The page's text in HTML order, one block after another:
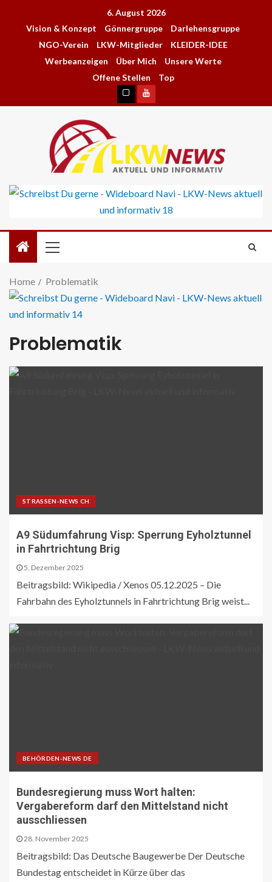
6. August 2026
Vision & Konzept
Gönnergruppe
Darlehensgruppe
NGO-Verein
LKW-Mitglieder
KLEIDER-IDEE
Werbeanzeigen
Über Mich
Unsere Werte
Offene Stellen
Top
Home Problematik
Problematik
STRASSEN-NEWS CH
A9 Südumfahrung Visp: Sperrung Eyholztunnel
in Fahrtrichtung Brig
5. Dezember 2025
Beitragsbild: Wikipedia / Xenos 05.12.2025 – Die
Fahrbahn des Eyholztunnels in Fahrtrichtung Brig weist...
BEHÖRDEN-NEWS DE
Bundesregierung muss Wort halten:
Vergabereform darf den Mittelstand nicht
ausschliessen
28. November 2025
Beitragsbild: Das Deutsche Baugewerbe Der Deutsche
Bundestag entscheidet in Kürze über das